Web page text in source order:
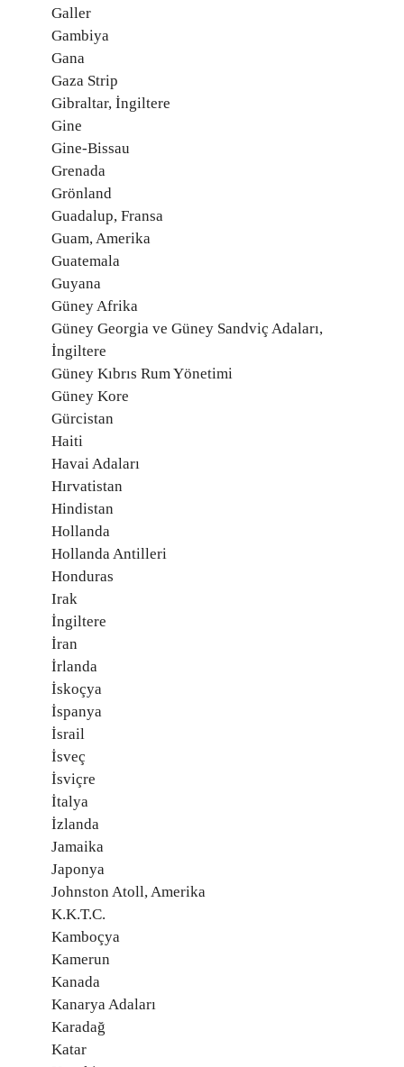
Galler
Gambiya
Gana
Gaza Strip
Gibraltar, İngiltere
Gine
Gine-Bissau
Grenada
Grönland
Guadalup, Fransa
Guam, Amerika
Guatemala
Guyana
Güney Afrika
Güney Georgia ve Güney Sandviç Adaları,
İngiltere
Güney Kıbrıs Rum Yönetimi
Güney Kore
Gürcistan
Haiti
Havai Adaları
Hırvatistan
Hindistan
Hollanda
Hollanda Antilleri
Honduras
Irak
İngiltere
İran
İrlanda
İskoçya
İspanya
İsrail
İsveç
İsviçre
İtalya
İzlanda
Jamaika
Japonya
Johnston Atoll, Amerika
K.K.T.C.
Kamboçya
Kamerun
Kanada
Kanarya Adaları
Karadağ
Katar